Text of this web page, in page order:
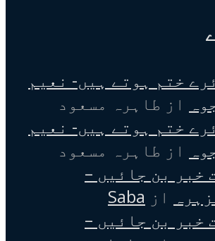
ختم ہوتے ہیں- نعیم
از طاہرہ مسعود
ختم ہوتے ہیں- نعیم
از طاہرہ مسعود
خبر بن جائیں –
از Saba
خبر بن جائیں –